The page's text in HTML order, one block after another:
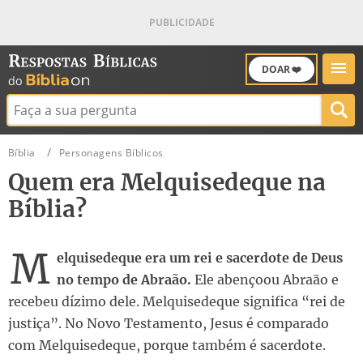
DOAR ❤️
Buscar:
Bíblia Personagens Bíblicos
Quem era Melquisedeque na
Bíblia?
M elquisedeque era um rei e sacerdote de Deus
no tempo de Abraão. Ele abençoou Abraão e
recebeu dízimo dele. Melquisedeque significa “rei de
justiça”. No Novo Testamento, Jesus é comparado
com Melquisedeque, porque também é sacerdote.